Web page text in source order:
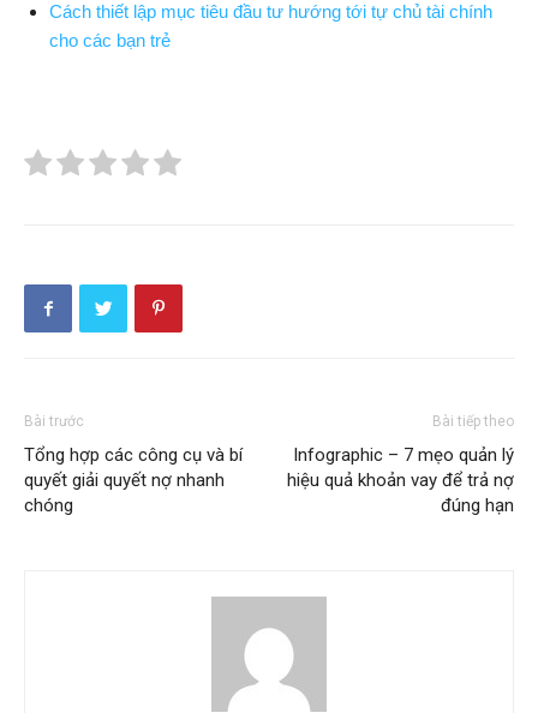
Cách thiết lập mục tiêu đầu tư hướng tới tự chủ tài chính
cho các bạn trẻ
Bài trước
Tổng hợp các công cụ và bí
quyết giải quyết nợ nhanh
chóng
Bài tiếp theo
Infographic – 7 mẹo quản lý
hiệu quả khoản vay để trả nợ
đúng hạn